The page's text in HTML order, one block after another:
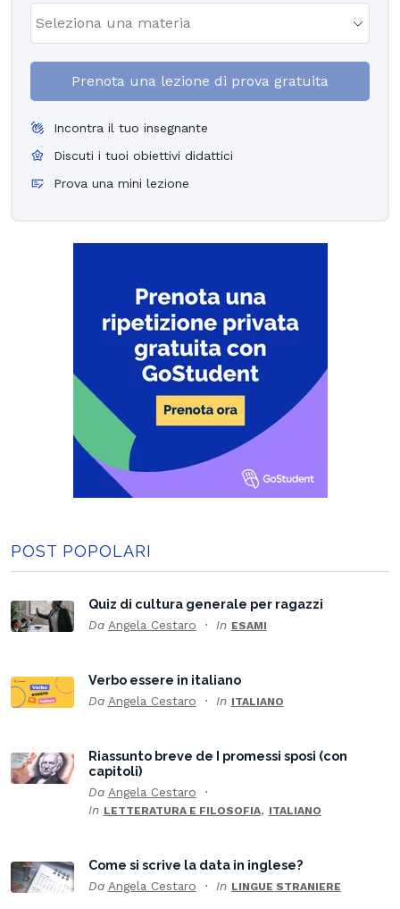
Prenota una lezione di prova gratuita
Incontra il tuo insegnante
Discuti i tuoi obiettivi didattici
Prova una mini lezione
POST POPOLARI
Quiz di cultura generale per ragazzi
Da Angela Cestaro In ESAMI
Verbo essere in italiano
Da Angela Cestaro In ITALIANO
Riassunto breve de I promessi sposi (con
capitoli)
Da Angela Cestaro
In LETTERATURA E FILOSOFIA, ITALIANO
Come si scrive la data in inglese?
Da Angela Cestaro In LINGUE STRANIERE